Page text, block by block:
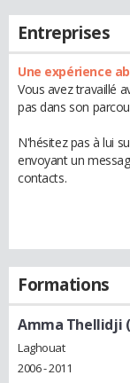
Entreprises
Une expérience
Vous avez travaillé
pas dans son
N'hésitez pas à lui
envoyant un
contacts.
Formations
Amma Thellidji
Laghouat
2006 - 2011